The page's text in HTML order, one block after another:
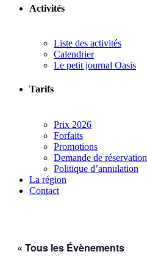
Activités
Liste des activités
Calendrier
Le petit journal Oasis
Tarifs
Prix 2026
Forfaits
Promotions
Demande de réservation
Politique d’annulation
La région
Contact
« Tous les Évènements